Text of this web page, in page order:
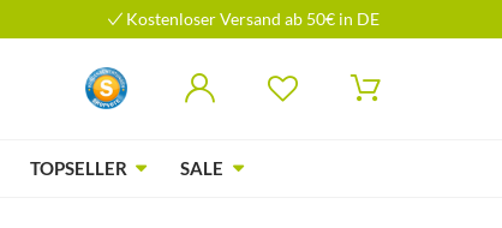
Kostenloser Versand ab 50€ in DE
TOPSELLER SALE